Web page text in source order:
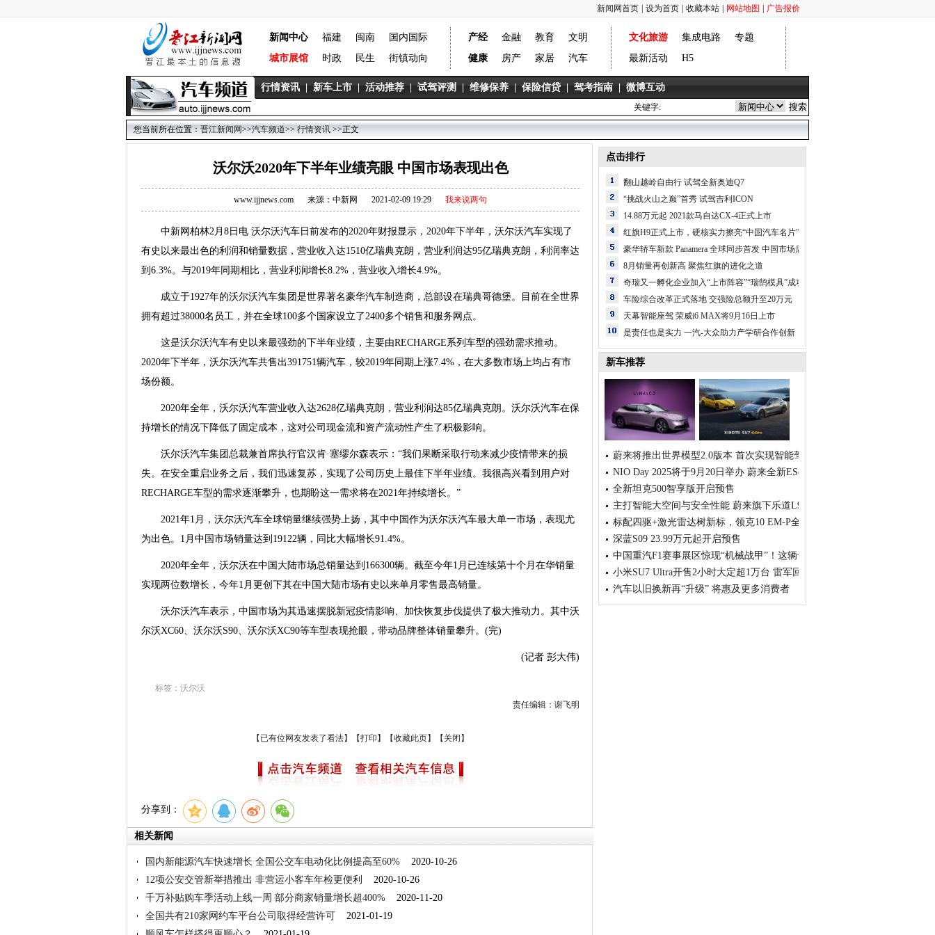
广告报价
网站地图
收藏本站
设为首页
新闻网首页
新闻中心 福建 闽南
国内国际
城市展馆
时政 民生 街镇动向
产经 金融 教育
文明
健康
房产 家居 汽车
文化旅游 集成电路
专题
最新活动
H5
行情资讯 新车上市 活动推荐 试驾评测 维修保养 保险信贷 驾考指南 微博互动
关键字:
您当前所在位置： 晋江新闻网>>汽车频道>> 行情资讯 >>正文
沃尔沃2020年下半年业绩亮眼 中国市场表现出色
www.ijjnews.com 来源：中新网 2021-02-09 19:29 我来说两句
中新网柏林2月8日电 沃尔沃汽车日前发布的2020年财报显示，2020年下半年，沃尔沃汽车实现了
有史以来最出色的利润和销量数据，营业收入达1510亿瑞典克朗，营业利润达95亿瑞典克朗，利润率达
到6.3%。与2019年同期相比，营业利润增长8.2%，营业收入增长4.9%。
成立于1927年的沃尔沃汽车集团是世界著名豪华汽车制造商，总部设在瑞典哥德堡。目前在全世界
拥有超过38000名员工，并在全球100多个国家设立了2400多个销售和服务网点。
这是沃尔沃汽车有史以来最强劲的下半年业绩，主要由RECHARGE系列车型的强劲需求推动。
2020年下半年，沃尔沃汽车共售出391751辆汽车，较2019年同期上涨7.4%，在大多数市场上均占有市
场份额。
2020年全年，沃尔沃汽车营业收入达2628亿瑞典克朗，营业利润达85亿瑞典克朗。沃尔沃汽车在保
持增长的情况下降低了固定成本，这对公司现金流和资产流动性产生了积极影响。
沃尔沃汽车集团总裁兼首席执行官汉肯·塞缪尔森表示：“我们果断采取行动来减少疫情带来的损
失。在安全重启业务之后，我们迅速复苏，实现了公司历史上最佳下半年业绩。我很高兴看到用户对
RECHARGE车型的需求逐渐攀升，也期盼这一需求将在2021年持续增长。”
2021年1月，沃尔沃汽车全球销量继续强势上扬，其中中国作为沃尔沃汽车最大单一市场，表现尤
为出色。1月中国市场销量达到19122辆，同比大幅增长91.4%。
2020年全年，沃尔沃在中国大陆市场总销量达到166300辆。截至今年1月已连续第十个月在华销量
实现两位数增长，今年1月更创下其在中国大陆市场有史以来单月零售最高销量。
沃尔沃汽车表示，中国市场为其迅速摆脱新冠疫情影响、加快恢复步伐提供了极大推动力。其中沃
尔沃XC60、沃尔沃S90、沃尔沃XC90等车型表现抢眼，带动品牌整体销量攀升。(完)
(记者 彭大伟)
标签：沃尔沃
责任编辑：谢飞明
【已有位网友发表了看法】 【打印 】 【收藏此页】 【 关闭 】
分享到：
相关新闻
国内新能源汽车快速增长 全国公交车电动化比例提高至60% 2020-10-26
12项公安交管新举措推出 非营运小客车年检更便利
2020-10-26
千万补贴购车季活动上线一周 部分商家销量增长超400% 2020-11-20
全国共有210家网约车平台公司取得经营许可 2021-01-19
点击排行
翻山越岭自由行 试驾全新奥迪Q7
“挑战火山之巅”首秀 试驾吉利ICON
14.88万元起 2021款马自达CX-4正式上市
红旗H9正式上市，硬核实力擦亮“中国汽车名片”
豪华轿车新款 Panamera 全球同步首发 中国市场启动预售
8月销量再创新高 聚焦红旗的进化之道
奇瑞又一孵化企业加入“上市阵容”“瑞鹄模具”成功挂牌
车险综合改革正式落地 交强险总额升至20万元
天幕智能座驾 荣威i6 MAX将9月16日上市
是责任也是实力 一汽-大众助力产学研合作创新
新车推荐
蔚来将推出世界模型2.0版本 首次实现智能驾驶的开放式交互
NIO Day 2025将于9月20日举办 蔚来全新ES8将正式上市
全新坦克500智享版开启预售
主打智能大空间与安全性能 蔚来旗下乐道L90正式上市
标配四驱+激光雷达树新标，领克10 EM-P全球首秀
深蓝S09 23.99万元起开启预售
中国重汽F1赛事展区惊现“机械战甲”！这辆卡车什么来头？
小米SU7 Ultra开售2小时大定超1万台 雷军回应保时捷点赞
汽车以旧换新再“升级” 将惠及更多消费者